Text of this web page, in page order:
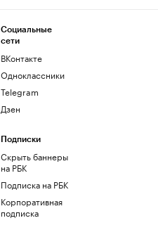
Социальные
сети
ВКонтакте
Одноклассники
Telegram
Дзен
Подписки
Скрыть баннеры
на РБК
Подписка на РБК
Корпоративная
подписка